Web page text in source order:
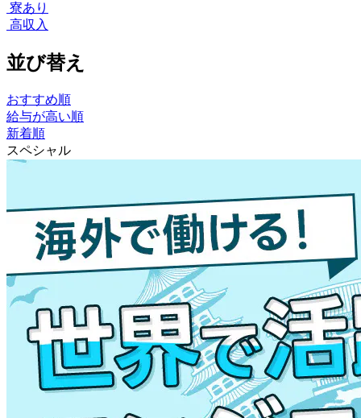
寮あり
高収入
並び替え
おすすめ順
給与が高い順
新着順
スペシャル